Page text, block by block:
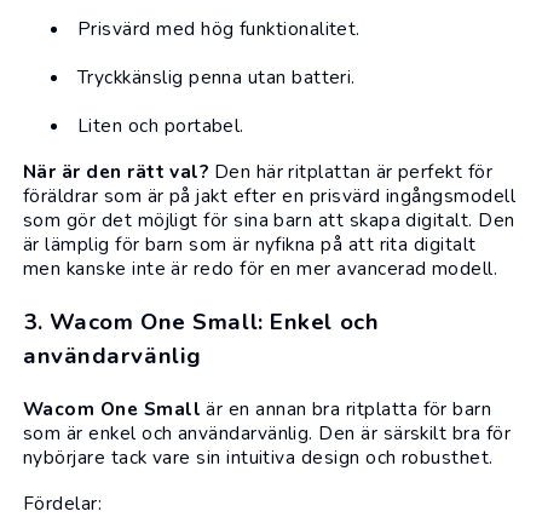
Prisvärd med hög funktionalitet.
Tryckkänslig penna utan batteri.
Liten och portabel.
När är den rätt val? Den här ritplattan är perfekt för
föräldrar som är på jakt efter en prisvärd ingångsmodell
som gör det möjligt för sina barn att skapa digitalt. Den
är lämplig för barn som är nyfikna på att rita digitalt
men kanske inte är redo för en mer avancerad modell.
3. Wacom One Small: Enkel och
användarvänlig
Wacom One Small är en annan bra ritplatta för barn
som är enkel och användarvänlig. Den är särskilt bra för
nybörjare tack vare sin intuitiva design och robusthet.
Fördelar: